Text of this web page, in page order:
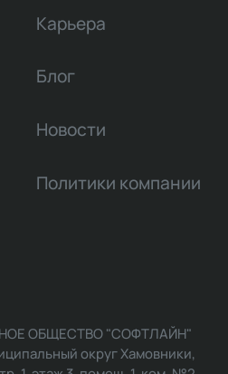
Карьера
Блог
Новости
Политики компании
ОБЩЕСТВО "СОФТЛАЙН"
округ Хамовники,